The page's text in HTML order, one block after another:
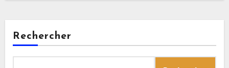
Rechercher